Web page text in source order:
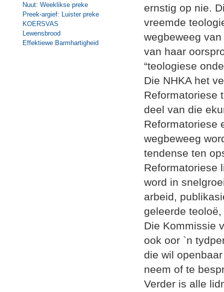
Nuut: Weeklikse preke
Preek-argief: Luister preke
KOERSVAS
Lewensbrood
Effektiewe Barmhartigheid
ernstig op nie.
vreemde
wegbeweeg
van haar
“teologiese
Die NHKA het
Reformatoriese
deel van die
Reformatoriese
wegbeweeg
tendense ten
Reformatoriese
word in
arbeid,
geleerde
Die Kommissie
ook oor `n
die wil
neem of te
Verder is alle